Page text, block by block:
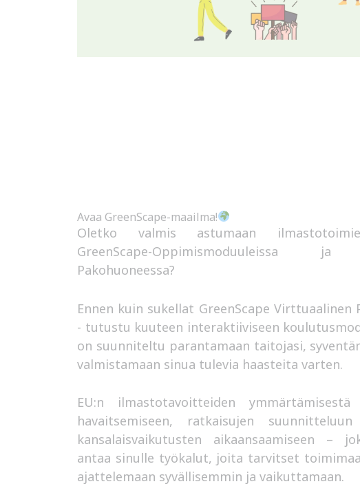
Avaa GreenScape-maailma!
Oletko valmis astumaan
GreenScape-Oppimismoduuleissa ja
Pakohuoneessa?
Ennen kuin sukellat GreenScape Virttuaalinen
- tutustu kuuteen interaktiiviseen
on suunniteltu parantamaan taitojasi,
valmistamaan sinua tulevia haasteita varten.
EU:n ilmastotavoitteiden
havaitsemiseen, ratkaisujen
kansalaisvaikutusten aikaansaamiseen –
antaa sinulle työkalut, joita tarvitset
ajattelemaan syvällisemmin ja vaikuttamaan.